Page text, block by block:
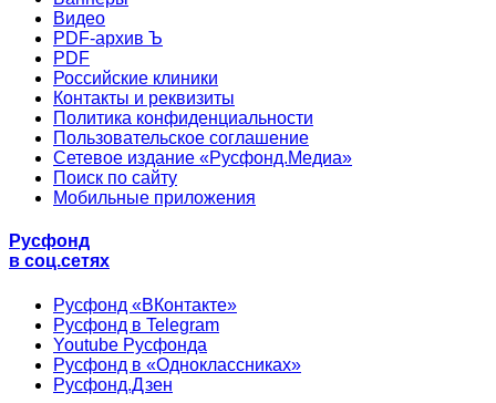
Видео
PDF-архив Ъ
PDF
Российские клиники
Контакты и реквизиты
Политика конфиденциальности
Пользовательское соглашение
Сетевое издание «Русфонд.Медиа»
Поиск по сайту
Мобильные приложения
Русфонд
в соц.сетях
Русфонд «ВКонтакте»
Русфонд в Telegram
Youtube Русфонда
Русфонд в «Одноклассниках»
Русфонд.Дзен